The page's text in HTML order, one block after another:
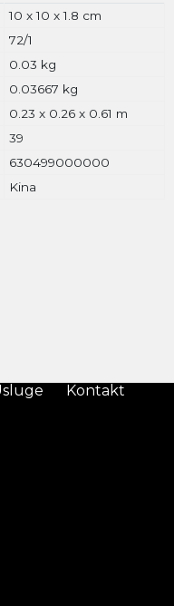
10 x 10 x 1.8 cm
72/1
0.03 kg
0.03667 kg
0.23 x 0.26 x 0.61 m
39
630499000000
Kina
Kontakt